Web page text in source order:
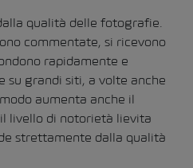
qualità delle fotografie.
commentate, si ricevono
rapidamente e
su grandi siti, a volte anche
aumenta anche il
livello di notorietà lievita
strettamente dalla qualità